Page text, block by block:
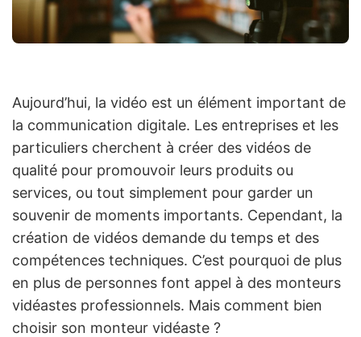
Aujourd’hui, la vidéo est un élément important de
la communication digitale. Les entreprises et les
particuliers cherchent à créer des vidéos de
qualité pour promouvoir leurs produits ou
services, ou tout simplement pour garder un
souvenir de moments importants. Cependant, la
création de vidéos demande du temps et des
compétences techniques. C’est pourquoi de plus
en plus de personnes font appel à des monteurs
vidéastes professionnels. Mais comment bien
choisir son monteur vidéaste ?